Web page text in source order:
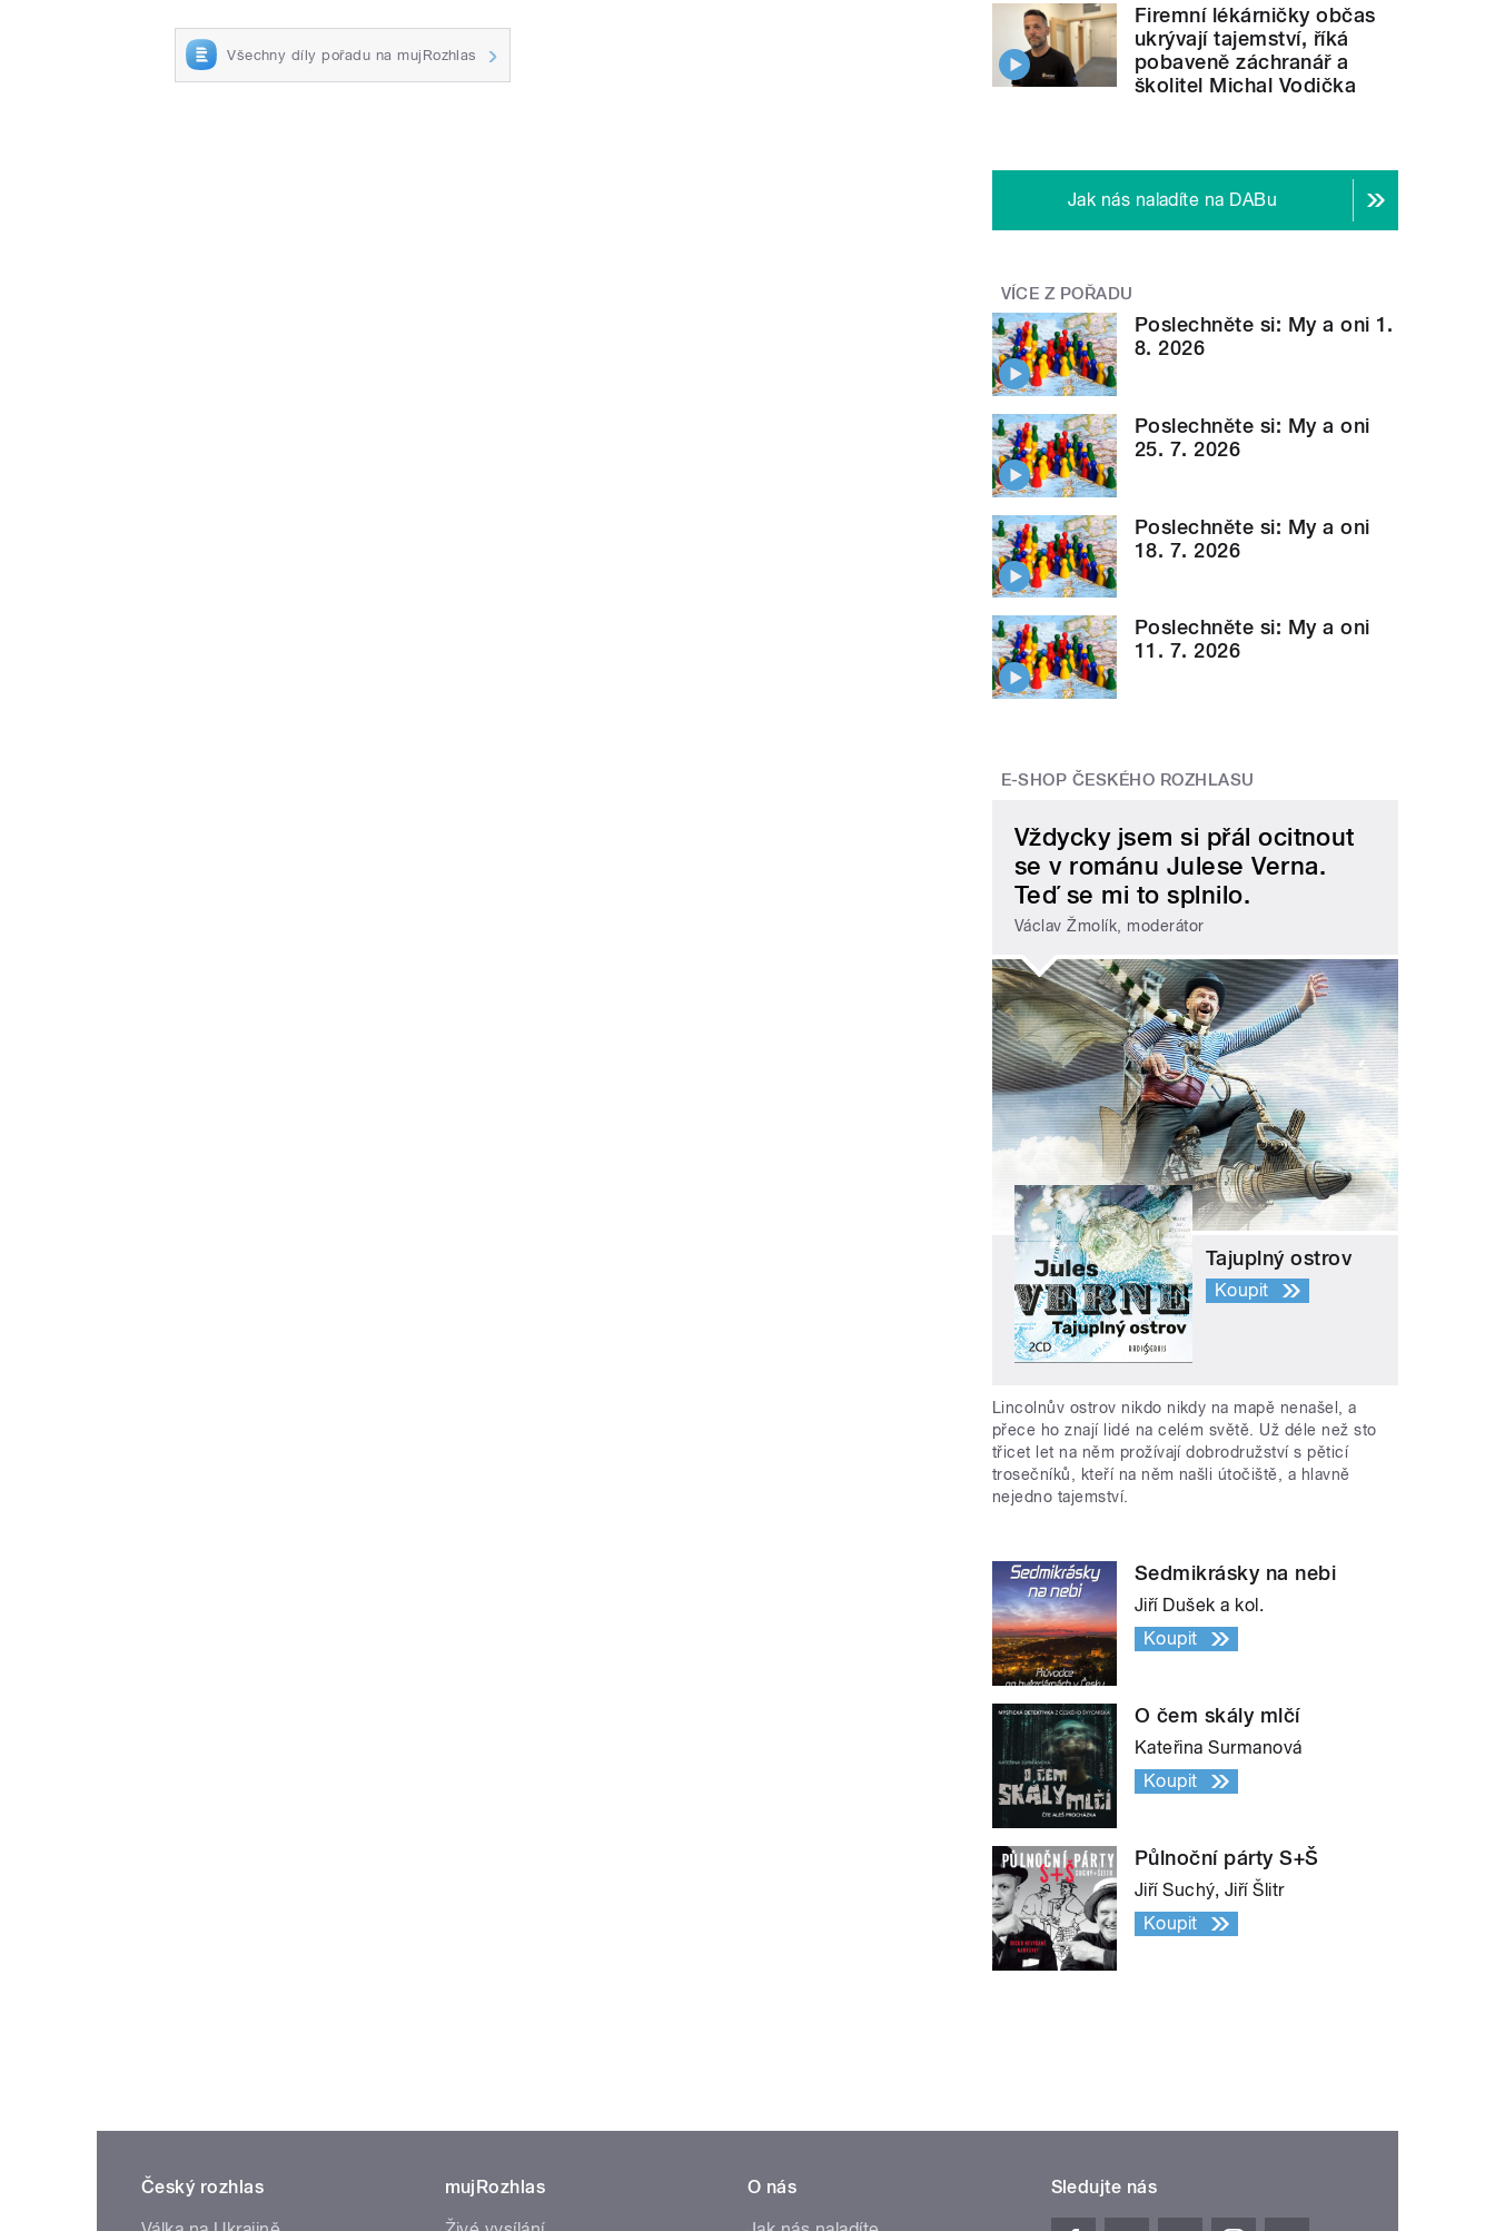
Všechny díly pořadu na mujRozhlas
Firemní lékárničky občas
ukrývají tajemství, říká
pobaveně záchranář a
školitel Michal Vodička
Jak nás naladíte na DABu
VÍCE Z POŘADU
Poslechněte si: My a oni 1.
8. 2026
Poslechněte si: My a oni
25. 7. 2026
Poslechněte si: My a oni
18. 7. 2026
Poslechněte si: My a oni
11. 7. 2026
E-SHOP ČESKÉHO ROZHLASU
Vždycky jsem si přál ocitnout
se v románu Julese Verna.
Teď se mi to splnilo.
Václav Žmolík, moderátor
Tajuplný ostrov
Koupit
Lincolnův ostrov nikdo nikdy na mapě nenašel, a
přece ho znají lidé na celém světě. Už déle než sto
třicet let na něm prožívají dobrodružství s pěticí
trosečníků, kteří na něm našli útočiště, a hlavně
nejedno tajemství.
Sedmikrásky na nebi
Jiří Dušek a kol.
Koupit
O čem skály mlčí
Kateřina Surmanová
Koupit
Půlnoční párty S+Š
Jiří Suchý, Jiří Šlitr
Koupit
Český rozhlas
mujRozhlas
O nás
Sledujte nás